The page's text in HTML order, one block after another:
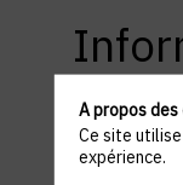
A propos
Ce site
expérience.